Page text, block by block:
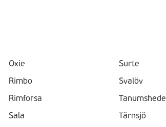
Oxie
Rimbo
Rimforsa
Sala
Surte
Svalöv
Tanumshede
Tärnsjö